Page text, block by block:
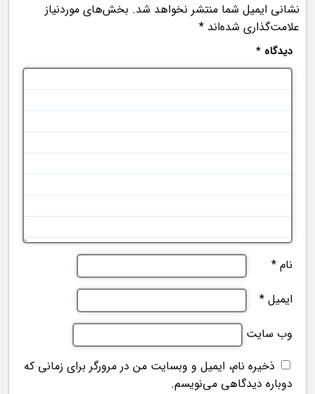
نشانی ایمیل شما منتشر نخواهد شد. بخش‌های موردنیاز
علامت‌گذاری شده‌اند *
دیدگاه *
نام *
ایمیل *
وب‌ سایت
ذخیره نام، ایمیل و وبسایت من در مرورگر برای زمانی که
دوباره دیدگاهی می‌نویسم.